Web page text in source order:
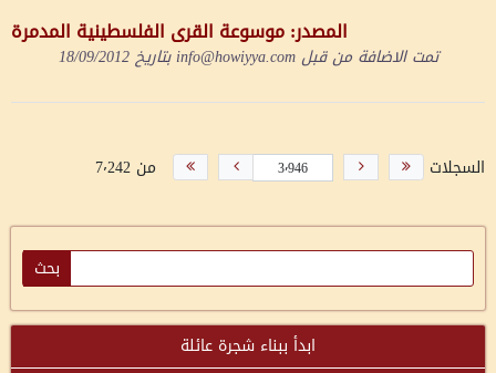
المصدر: موسوعة القرى الفلسطينية المدمرة
تمت الاضافة من قبلinfo@howiyya.com بتاريخ18/09/2012
السجلات من 7٬242
ابدأ ببناء شجرة عائلة